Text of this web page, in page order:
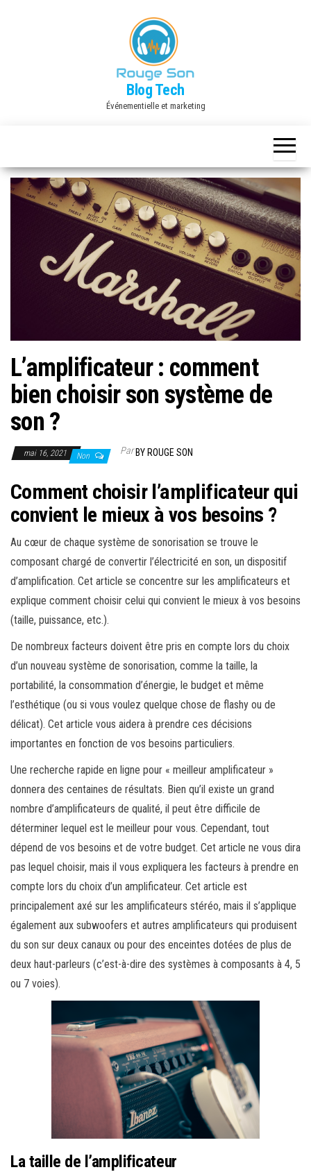
Blog Tech
Événementielle et marketing
L’amplificateur : comment
bien choisir son système de
son ?
mai 16, 2021 Non ParBY ROUGE SON
Comment choisir l’amplificateur qui
convient le mieux à vos besoins ?
Au cœur de chaque système de sonorisation se trouve le
composant chargé de convertir l’électricité en son, un dispositif
d’amplification. Cet article se concentre sur les amplificateurs et
explique comment choisir celui qui convient le mieux à vos besoins
(taille, puissance, etc.).
De nombreux facteurs doivent être pris en compte lors du choix
d’un nouveau système de sonorisation, comme la taille, la
portabilité, la consommation d’énergie, le budget et même
l’esthétique (ou si vous voulez quelque chose de flashy ou de
délicat). Cet article vous aidera à prendre ces décisions
importantes en fonction de vos besoins particuliers.
Une recherche rapide en ligne pour « meilleur amplificateur »
donnera des centaines de résultats. Bien qu’il existe un grand
nombre d’amplificateurs de qualité, il peut être difficile de
déterminer lequel est le meilleur pour vous. Cependant, tout
dépend de vos besoins et de votre budget. Cet article ne vous dira
pas lequel choisir, mais il vous expliquera les facteurs à prendre en
compte lors du choix d’un amplificateur. Cet article est
principalement axé sur les amplificateurs stéréo, mais il s’applique
également aux subwoofers et autres amplificateurs qui produisent
du son sur deux canaux ou pour des enceintes dotées de plus de
deux haut-parleurs (c’est-à-dire des systèmes à composants à 4, 5
ou 7 voies).
La taille de l’amplificateur